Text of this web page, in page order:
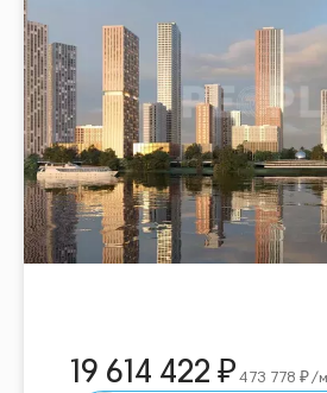
19 614 422 473 778 /